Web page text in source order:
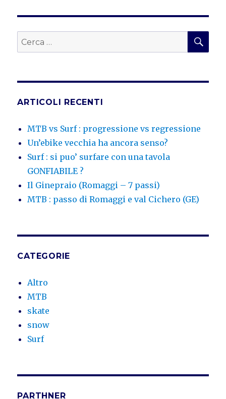
Cerca:
ARTICOLI RECENTI
MTB vs Surf : progressione vs regressione
Un’ebike vecchia ha ancora senso?
Surf : si puo’ surfare con una tavola
GONFIABILE ?
Il Ginepraio (Romaggi – 7 passi)
MTB : passo di Romaggi e val Cichero (GE)
CATEGORIE
Altro
MTB
skate
snow
Surf
PARTHNER